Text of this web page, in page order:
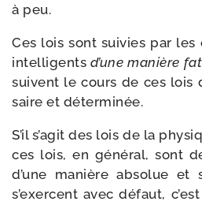
à peu.
Ces lois sont sui­vies par
intel­li­gents d’une manière
suivent le cours de ces lois
saire et déterminée.
S’il s’agit des lois de la
ces lois, en géné­ral, sont
d’une manière abso­lue et
s’exercent avec défaut,